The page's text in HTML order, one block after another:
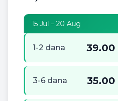
15 Jul – 20 Aug
1-2 dana 39.00
3-6 dana 35.00